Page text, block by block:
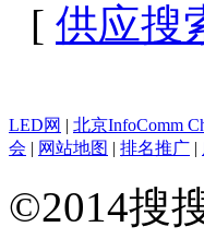
[ 供应搜
LED网 北京InfoComm
会
网站地图 排名推广
©2014搜